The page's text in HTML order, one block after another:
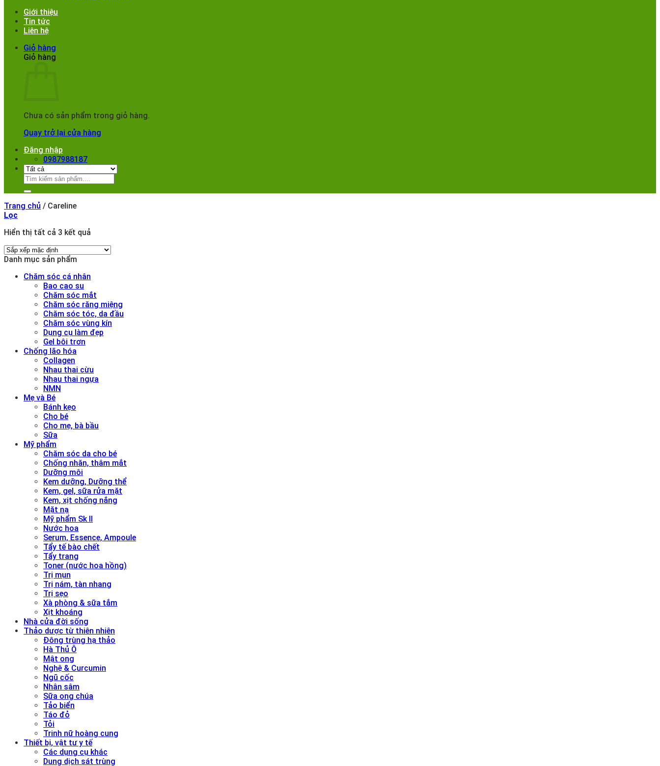
Giới thiệu
Tin tức
Liên hệ
Giỏ hàng
Giỏ hàng
Chưa có sản phẩm trong giỏ hàng.
Quay trở lại cửa hàng
Đăng nhập
0987988187
Tìm
kiếm:
Trang chủ / Careline
Lọc
Hiển thị tất cả 3 kết quả
Danh mục sản phẩm
Chăm sóc cá nhân
Bao cao su
Chăm sóc mắt
Chăm sóc răng miệng
Chăm sóc tóc, da đầu
Chăm sóc vùng kín
Dụng cụ làm đẹp
Gel bôi trơn
Chống lão hóa
Collagen
Nhau thai cừu
Nhau thai ngựa
NMN
Mẹ và Bé
Bánh kẹo
Cho bé
Cho mẹ, bà bầu
Sữa
Mỹ phẩm
Chăm sóc da cho bé
Chống nhăn, thâm mắt
Dưỡng môi
Kem dưỡng, Dưỡng thể
Kem, gel, sữa rửa mặt
Kem, xịt chống nắng
Mặt nạ
Mỹ phẩm Sk II
Nước hoa
Serum, Essence, Ampoule
Tẩy tế bào chết
Tẩy trang
Toner (nước hoa hồng)
Trị mụn
Trị nám, tàn nhang
Trị sẹo
Xà phòng & sữa tắm
Xịt khoáng
Nhà cửa đời sống
Thảo dược từ thiên nhiên
Đông trùng hạ thảo
Hà Thủ Ô
Mật ong
Nghệ & Curcumin
Ngũ cốc
Nhân sâm
Sữa ong chúa
Tảo biển
Táo đỏ
Tỏi
Trinh nữ hoàng cung
Thiết bị, vật tư y tế
Các dụng cụ khác
Dung dịch sát trùng